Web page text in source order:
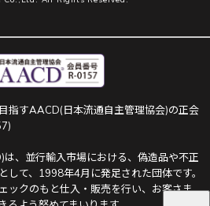
指すAACD(日本流通自主管理協会)の正会
、並行輸入市場における、偽造品や不正
して、1998年4月に発足された団体です。
ックのもと仕入・販売を行い、お客さま